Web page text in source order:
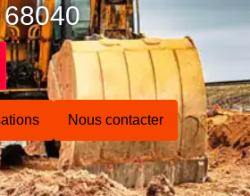
Nous contacter